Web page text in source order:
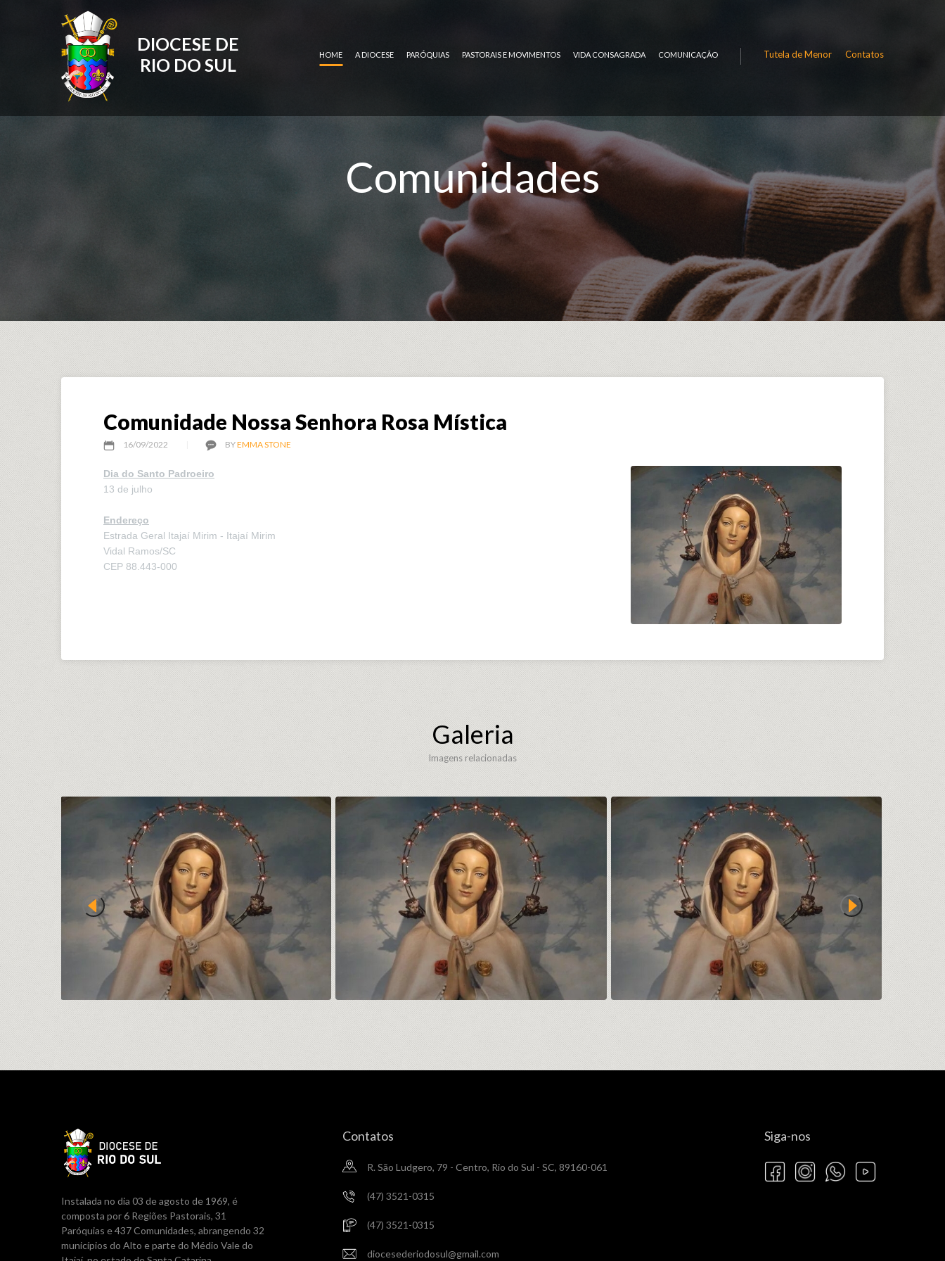
DIOCESE DE
RIO DO SUL
HOME A DIOCESE PARÓQUIAS PASTORAIS E MOVIMENTOS VIDA CONSAGRADA COMUNICAÇÃO Tutela de Menor Contatos
Comunidades
Comunidade Nossa Senhora Rosa Mística
16/09/2022 BYEMMA STONE
Dia do Santo Padroeiro
13 de julho
Endereço
Estrada Geral Itajaí Mirim - Itajaí Mirim
Vidal Ramos/SC
CEP 88.443-000
Galeria
Imagens relacionadas
Instalada no dia 03 de agosto de 1969, é
composta por 6 Regiões Pastorais, 31
Paróquias e 437 Comunidades, abrangendo 32
municípios do Alto e parte do Médio Vale do
Siga-nos
Contatos
R. São Ludgero, 79 - Centro, Rio do Sul - SC, 89160-061
(47) 3521-0315
(47) 3521-0315
diocesederiodosul@gmail.com